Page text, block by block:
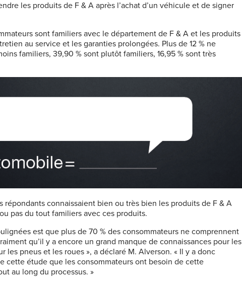
les produits de F & A après l’achat d’un véhicule et de signer
sont familiers avec le département de F & A et les produits
au service et les garanties prolongées. Plus de 12 % ne
familiers, 39,90 % sont plutôt familiers, 16,95 % sont très
répondants connaissaient bien ou très bien les produits de F & A
pas du tout familiers avec ces produits.
est que plus de 70 % des consommateurs ne comprennent
qu’il y a encore un grand manque de connaissances pour les
les pneus et les roues », a déclaré M. Alverson. « Il y a donc
cette étude que les consommateurs ont besoin de cette
au long du processus. »